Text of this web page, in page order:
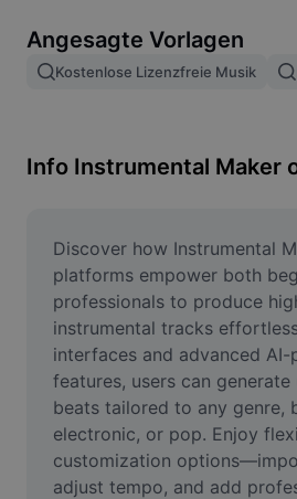
Bilder zusammenfügen
Bildgröße ändern
Meme-Generator
AI Text Remover
AI People Remover
AI Inpainting
Face Cutout
Angesagte Vorlagen
Kostenlose Lizenzfreie Musik
Info Instrumental Maker
Discover how Instrumental
platforms empower both
professionals to produce
instrumental tracks
interfaces and advanced AI-
features, users can generate
beats tailored to any genre,
electronic, or pop. Enjoy
customization
adjust tempo, and add